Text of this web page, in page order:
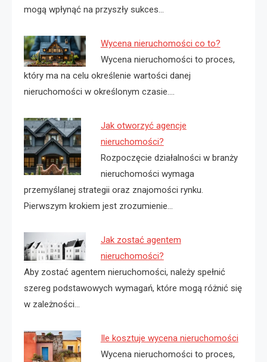
mogą wpłynąć na przyszły sukces…
Wycena nieruchomości co to?
Wycena nieruchomości to proces,
który ma na celu określenie wartości danej
nieruchomości w określonym czasie.…
Jak otworzyć agencje
nieruchomości?
Rozpoczęcie działalności w branży
nieruchomości wymaga
przemyślanej strategii oraz znajomości rynku.
Pierwszym krokiem jest zrozumienie…
Jak zostać agentem
nieruchomości?
Aby zostać agentem nieruchomości, należy spełnić
szereg podstawowych wymagań, które mogą różnić się
w zależności…
Ile kosztuje wycena nieruchomości
Wycena nieruchomości to proces,